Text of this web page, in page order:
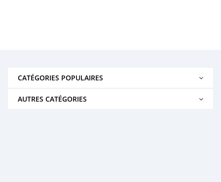
CATÉGORIES POPULAIRES
AUTRES CATÉGORIES